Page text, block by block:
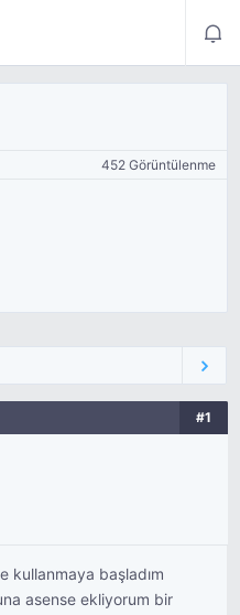
452 Görüntülenme
#1
kullanmaya başladım
asense ekliyorum bir